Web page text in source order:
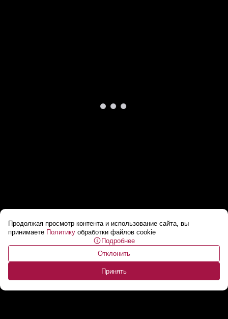
Продолжая просмотр контента и использование сайта, вы
принимаете Политику обработки файлов cookie
Подробнее
Отклонить
Принять
«Убили более 6 тысяч партизан!» // Как
немцы стирали с земли сотни деревень?...